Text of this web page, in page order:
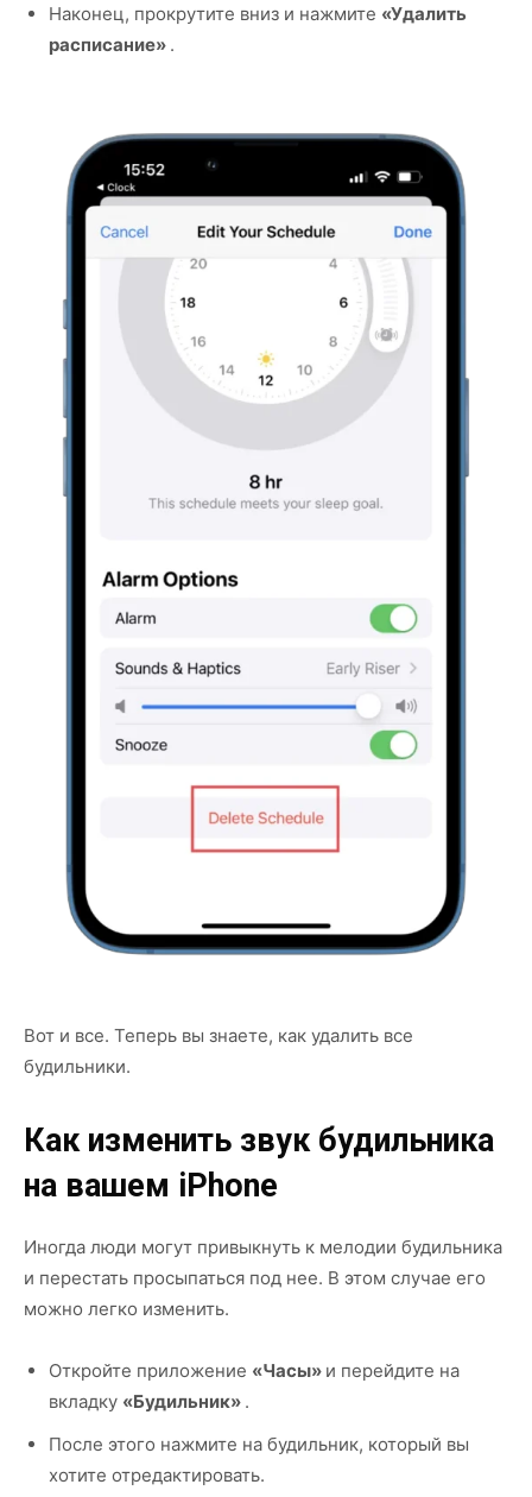
Наконец, прокрутите вниз и нажмите «Удалить
расписание» .
Вот и все. Теперь вы знаете, как удалить все
будильники.
Как изменить звук будильника
на вашем iPhone
Иногда люди могут привыкнуть к мелодии будильника
и перестать просыпаться под нее. В этом случае его
можно легко изменить.
Откройте приложение «Часы» и перейдите на
вкладку «Будильник» .
После этого нажмите на будильник, который вы
хотите отредактировать.